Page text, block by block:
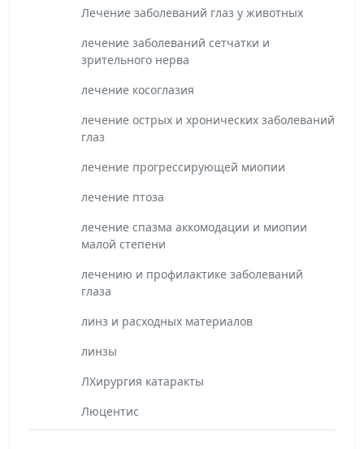
Лечение заболеваний глаз у животных
лечение заболеваний сетчатки и
зрительного нерва
лечение косоглазия
лечение острых и хронических заболеваний
глаз
лечение прогрессирующей миопии
лечение птоза
лечение спазма аккомодации и миопии
малой степени
лечению и профилактике заболеваний
глаза
линз и расходных материалов
линзы
ЛХирургия катаракты
Люцентис